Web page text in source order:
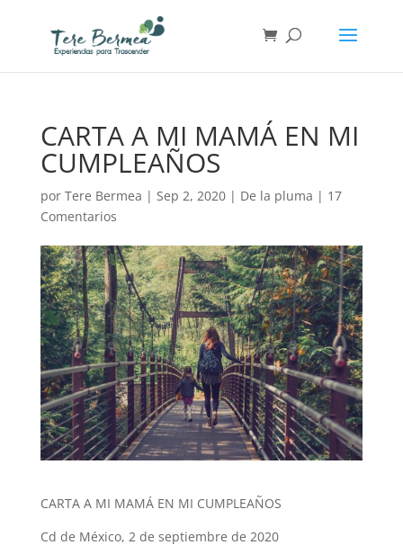
CARTA A MI MAMÁ EN MI
CUMPLEAÑOS
por Tere Bermea | Sep 2, 2020| De la pluma | 17
Comentarios
CARTA A MI MAMÁ EN MI CUMPLEAÑOS
Cd de México, 2 de septiembre de 2020